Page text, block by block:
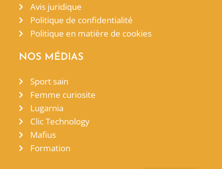
Avis juridique
Politique de confidentialité
Politique en matière de cookies
NOS MÉDIAS
Sport sain
Femme curiosite
Lugarnia
Clic Technology
Mafius
Formation